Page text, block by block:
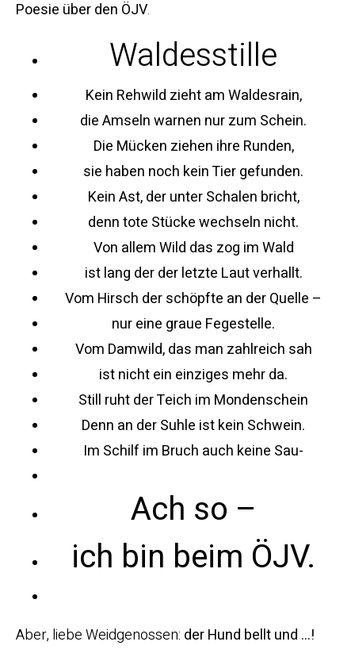
Poesie über den ÖJV.
Waldesstille
Kein Rehwild zieht am Waldesrain,
die Amseln warnen nur zum Schein.
Die Mücken ziehen ihre Runden,
sie haben noch kein Tier gefunden.
Kein Ast, der unter Schalen bricht,
denn tote Stücke wechseln nicht.
Von allem Wild das zog im Wald
ist lang der der letzte Laut verhallt.
Vom Hirsch der schöpfte an der Quelle –
nur eine graue Fegestelle.
Vom Damwild, das man zahlreich sah
ist nicht ein einziges mehr da.
Still ruht der Teich im Mondenschein
Denn an der Suhle ist kein Schwein.
Im Schilf im Bruch auch keine Sau-
Ach so –
ich bin beim ÖJV.
Aber, liebe Weidgenossen: der Hund bellt und …!